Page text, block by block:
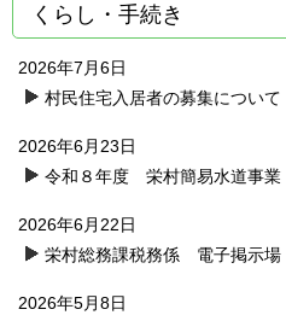
くらし・手続き
2026年7月6日
村民住宅入居者の募集について
2026年6月23日
令和８年度 栄村簡易水道事業
2026年6月22日
栄村総務課税務係 電子掲示場
2026年5月8日